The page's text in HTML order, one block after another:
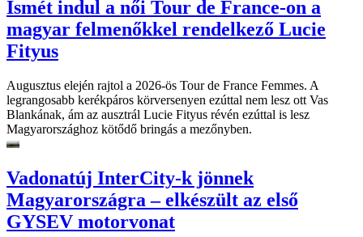
Ismét indul a női Tour de France-on a
magyar felmenőkkel rendelkező Lucie
Fityus
Augusztus elején rajtol a 2026-ös Tour de France Femmes. A
legrangosabb kerékpáros körversenyen ezúttal nem lesz ott Vas
Blankának, ám az ausztrál Lucie Fityus révén ezúttal is lesz
Magyarországhoz kötődő bringás a mezőnyben.
Vadonatúj InterCity-k jönnek
Magyarországra – elkészült az első
GYSEV motorvonat